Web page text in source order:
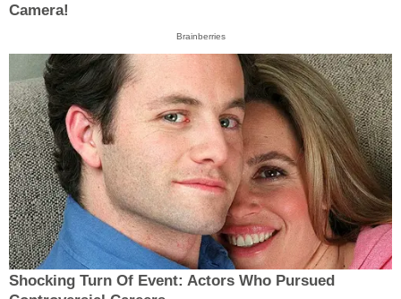
Camera!
Brainberries
Shocking Turn Of Event: Actors Who Pursued